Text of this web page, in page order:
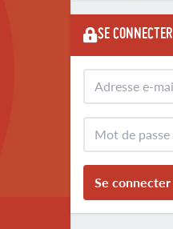
SE CONNECTER
Se connecter